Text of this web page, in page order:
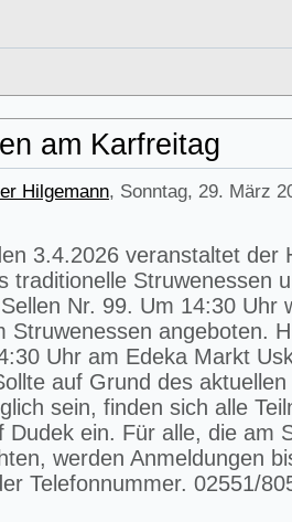
am Karfreitag
Hilgemann, Sonntag, 29. März
3.4.2026 veranstaltet der
traditionelle Struwenessen
Nr. 99. Um 14:30 Uhr
Struwenessen angeboten.
Uhr am Edeka Markt
auf Grund des
sein, finden sich alle
Dudek ein. Für alle, die am
werden Anmeldungen
Telefonnummer. 02551/